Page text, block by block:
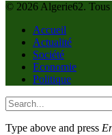
© 2026 Algerie62. Tous
Accueil
Actualité
Société
Economie
Politique
Type above and press